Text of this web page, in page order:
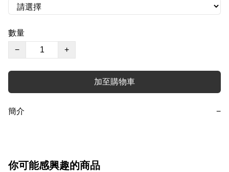
數量
−
+
加至購物車
簡介 −
你可能感興趣的商品